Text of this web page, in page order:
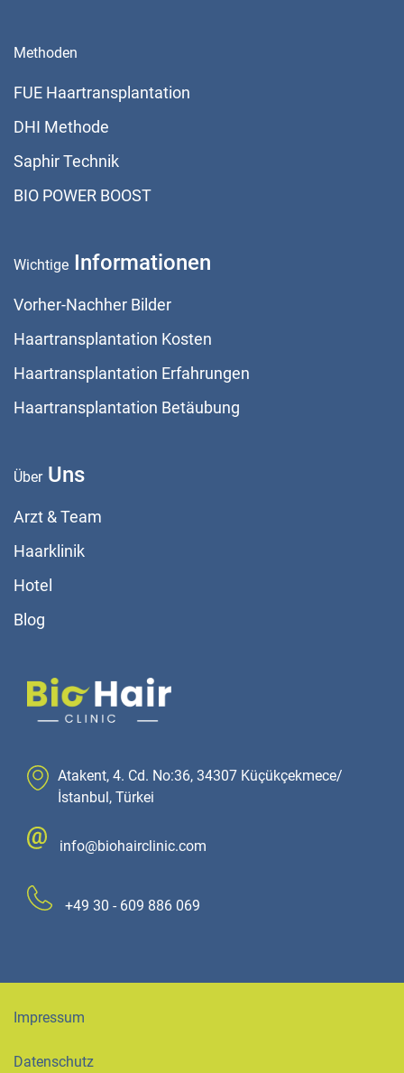
Methoden
FUE Haartransplantation
DHI Methode
Saphir Technik
BIO POWER BOOST
Wichtige Informationen
Vorher-Nachher Bilder
Haartransplantation Kosten
Haartransplantation Erfahrungen
Haartransplantation Betäubung
ÜberUns
Arzt & Team
Haarklinik
Hotel
Blog
Atakent, 4. Cd. No:36, 34307 Küçükçekmece/
İstanbul, Türkei
info@biohairclinic.com
+49 30 - 609 886 069
Impressum
Datenschutz